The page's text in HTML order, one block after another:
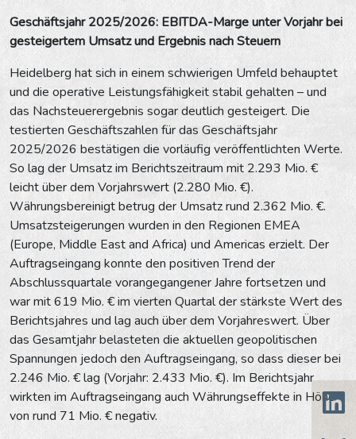
Geschäftsjahr 2025/2026: EBITDA-Marge unter Vorjahr bei
gesteigertem Umsatz und Ergebnis nach Steuern
Heidelberg hat sich in einem schwierigen Umfeld behauptet
und die operative Leistungsfähigkeit stabil gehalten – und
das Nachsteuerergebnis sogar deutlich gesteigert. Die
testierten Geschäftszahlen für das Geschäftsjahr
2025/2026 bestätigen die vorläufig veröffentlichten Werte.
So lag der Umsatz im Berichtszeitraum mit 2.293 Mio. €
leicht über dem Vorjahrswert (2.280 Mio. €).
Währungsbereinigt betrug der Umsatz rund 2.362 Mio. €.
Umsatzsteigerungen wurden in den Regionen EMEA
(Europe, Middle East and Africa) und Americas erzielt. Der
Auftragseingang konnte den positiven Trend der
Abschlussquartale vorangegangener Jahre fortsetzen und
war mit 619 Mio. € im vierten Quartal der stärkste Wert des
Berichtsjahres und lag auch über dem Vorjahreswert. Über
das Gesamtjahr belasteten die aktuellen geopolitischen
Spannungen jedoch den Auftragseingang, so dass dieser bei
2.246 Mio. € lag (Vorjahr: 2.433 Mio. €). Im Berichtsjahr
wirkten im Auftragseingang auch Währungseffekte in Höhe
von rund 71 Mio. € negativ.